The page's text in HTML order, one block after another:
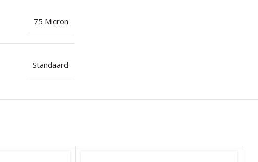
75 Micron
Standaard